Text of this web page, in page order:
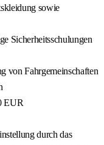
sowie
Sicherheitsschulungen
von Fahrgemeinschaften
EUR
durch das